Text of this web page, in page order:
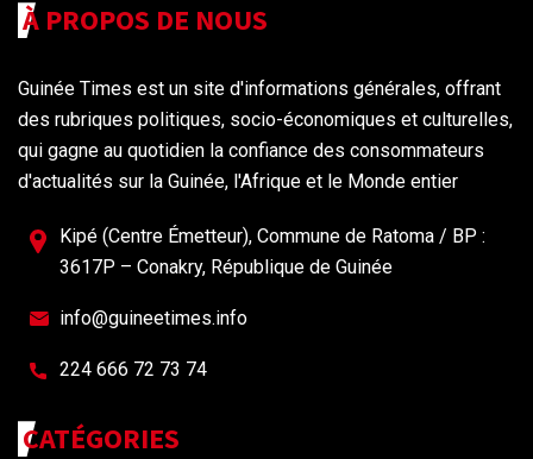
À PROPOS DE NOUS
Guinée Times est un site d'informations générales, offrant
des rubriques politiques, socio-économiques et culturelles,
qui gagne au quotidien la confiance des consommateurs
d'actualités sur la Guinée, l'Afrique et le Monde entier
Kipé (Centre Émetteur), Commune de Ratoma / BP :
3617P – Conakry, République de Guinée
info@guineetimes.info
224 666 72 73 74
CATÉGORIES